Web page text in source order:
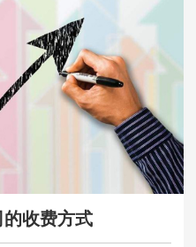
收费方式